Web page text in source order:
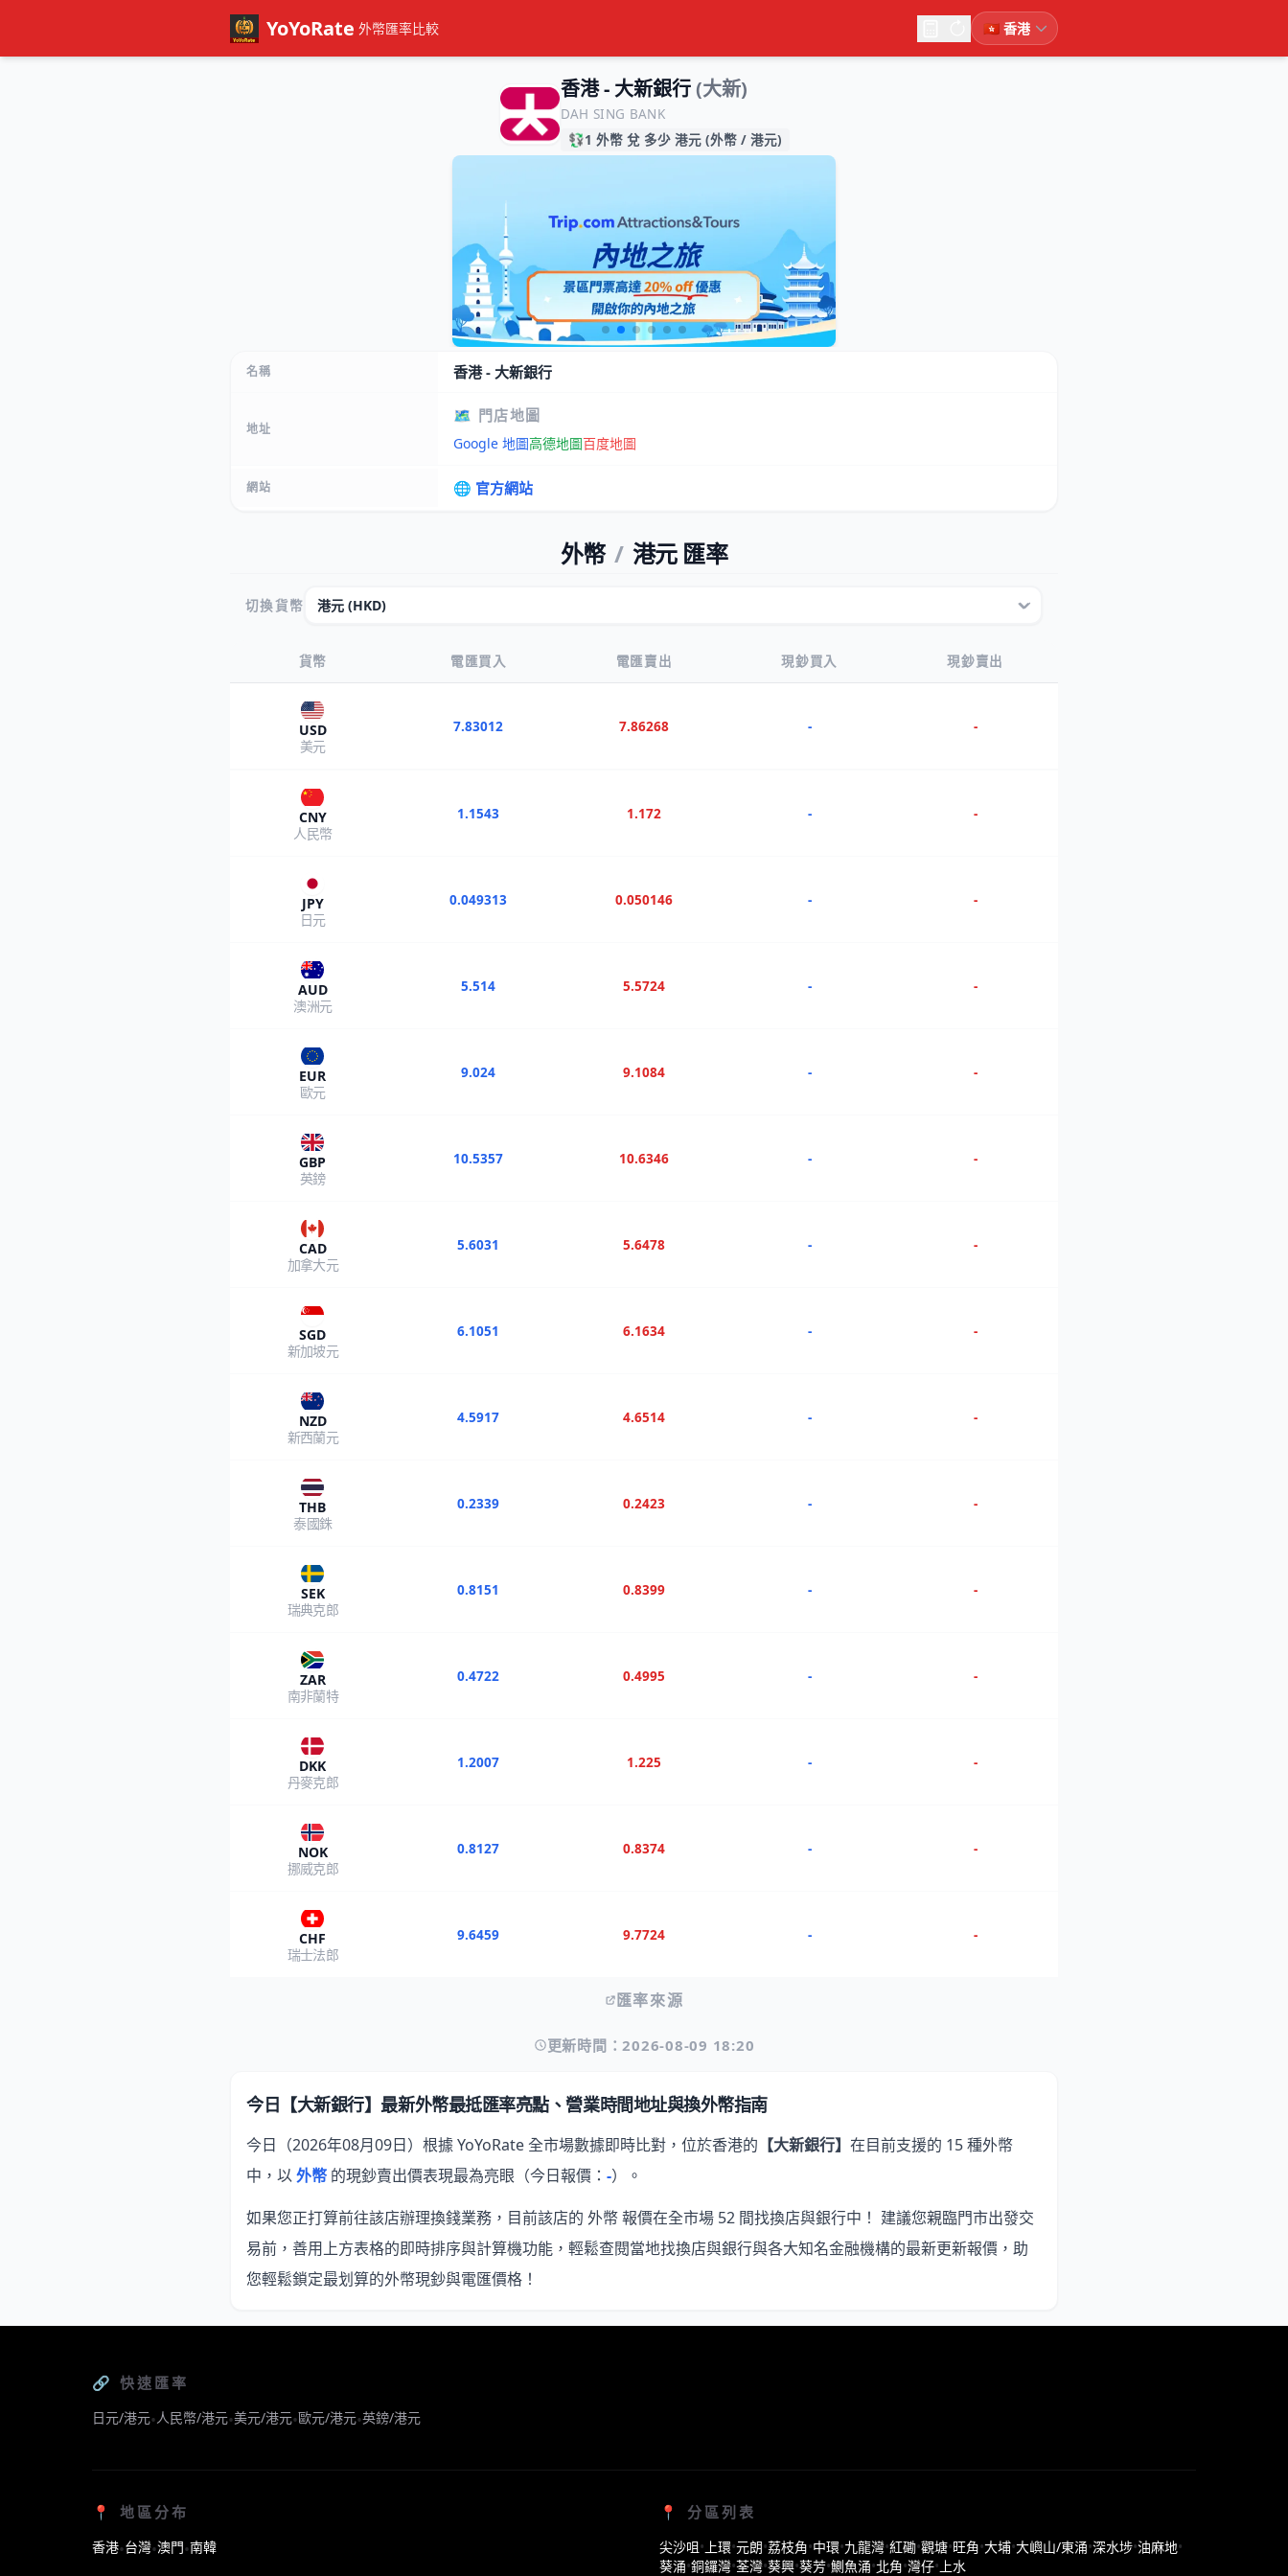
YoYoRate 外幣匯率比較
香港 - 大新銀行(大新)
DAH SING BANK
💱1 外幣 兌 多少 港元 (外幣 / 港元)
名稱 香港 - 大新銀行
地址
🗺️ 門店地圖
Google 地圖高德地圖百度地圖
網站 🌐 官方網站
外幣 / 港元 匯率
切換貨幣
貨幣 電匯買入 電匯賣出 現鈔買入 現鈔賣出
USD
美元
7.83012 7.86268 - -
CNY
人民幣
1.1543 1.172 - -
JPY
日元
0.049313 0.050146 - -
AUD
澳洲元
5.514 5.5724 - -
EUR
歐元
9.024 9.1084 - -
GBP
英鎊
10.5357 10.6346 - -
CAD
加拿大元
5.6031 5.6478 - -
SGD
新加坡元
6.1051 6.1634 - -
NZD
新西蘭元
4.5917 4.6514 - -
THB
泰國銖
0.2339 0.2423 - -
SEK
瑞典克郎
0.8151 0.8399 - -
ZAR
南非蘭特
0.4722 0.4995 - -
DKK
丹麥克郎
1.2007 1.225 - -
NOK
挪威克郎
0.8127 0.8374 - -
CHF
瑞士法郎
9.6459 9.7724 - -
匯率來源
更新時間：2026-08-09 18:20
今日【大新銀行】最新外幣最抵匯率亮點、營業時間地址與換外幣指南
今日（2026年08月09日）根據 YoYoRate 全市場數據即時比對，位於香港的 【大新銀行】 在目前支援的 15 種外幣
中，以外幣 的現鈔賣出價表現最為亮眼 （今日報價： -）。
如果您正打算前往該店辦理換錢業務，目前該店的 外幣 報價在全市場 52 間找換店與銀行中 ！ 建議您親臨門市出發交
易前，善用上方表格的即時排序與計算機功能，輕鬆查閱當地找換店與銀行與各大知名金融機構的最新更新報價，助
您輕鬆鎖定最划算的外幣現鈔與電匯價格！
🔗 快速匯率
日元/港元•人民幣/港元•美元/港元•歐元/港元•英鎊/港元
📍 地區分布
香港•台灣•澳門•南韓
📍 分區列表
尖沙咀• 上環•元朗•荔枝角•中環•九龍灣•紅磡•觀塘•旺角•大埔•大嶼山/東涌•深水埗•油麻地•
葵涌•銅鑼灣•荃灣•葵興•葵芳•鰂魚涌•北角•灣仔• 上水